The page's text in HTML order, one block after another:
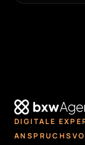
DIGITALE